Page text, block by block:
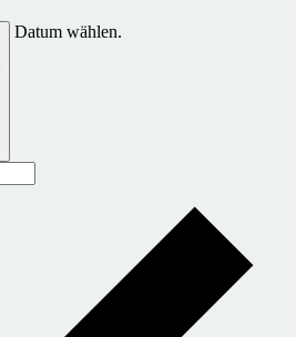
Datum wählen.